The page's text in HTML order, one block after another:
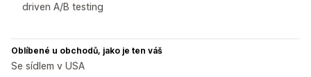
driven A/B testing
Oblíbené u obchodů, jako je ten váš
Se sídlem v USA